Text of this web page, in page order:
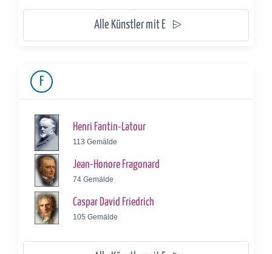
Alle Künstler mit E
F
Henri Fantin-Latour
113 Gemälde
Jean-Honore Fragonard
74 Gemälde
Caspar David Friedrich
105 Gemälde